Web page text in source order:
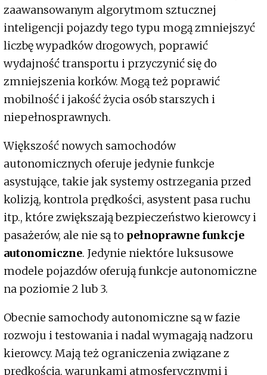
zaawansowanym algorytmom sztucznej
inteligencji pojazdy tego typu mogą zmniejszyć
liczbę wypadków drogowych, poprawić
wydajność transportu i przyczynić się do
zmniejszenia korków. Mogą też poprawić
mobilność i jakość życia osób starszych i
niepełnosprawnych.
Większość nowych samochodów
autonomicznych oferuje jedynie funkcje
asystujące, takie jak systemy ostrzegania przed
kolizją, kontrola prędkości, asystent pasa ruchu
itp., które zwiększają bezpieczeństwo kierowcy i
pasażerów, ale nie są to pełnoprawne funkcje
autonomiczne. Jedynie niektóre luksusowe
modele pojazdów oferują funkcje autonomiczne
na poziomie 2 lub 3.
Obecnie samochody autonomiczne są w fazie
rozwoju i testowania i nadal wymagają nadzoru
kierowcy. Mają też ograniczenia związane z
prędkością, warunkami atmosferycznymi i